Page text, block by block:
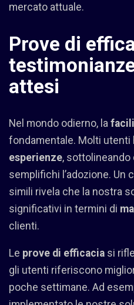
mercato attuale.
Prove di
attesi
Nel mondo odierno, la
fondamentale. Molti utenti
esperienze, sottolineando
semplifichi l’adozione.
simili rivela che la nostra
significativi in termini di
clienti.
Le prove di efficacia si
gli utenti riferiscono
poche settimane. Ad